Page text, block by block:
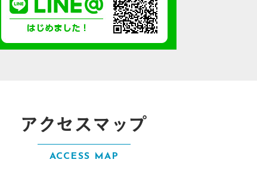
アクセスマップ
ACCESS MAP